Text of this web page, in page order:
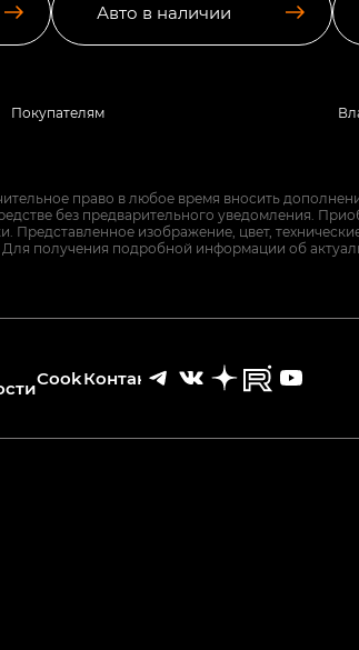
Авто в наличии
Покупателям
право в любое время вносить
без предварительного уведомления.
изображение, цвет,
получения подробной информации об
CookiesКонтакты